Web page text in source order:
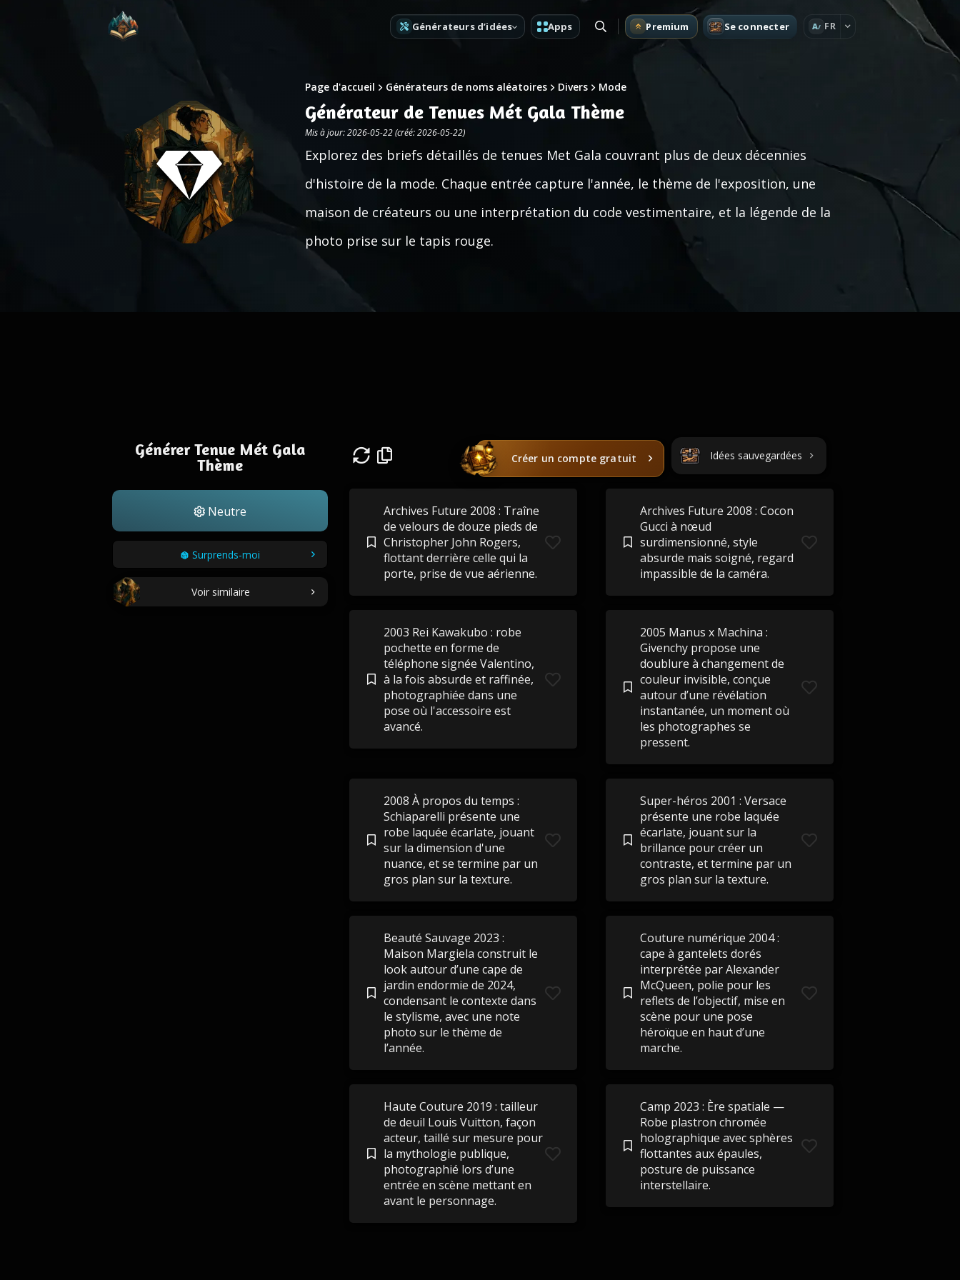
Générateurs d’idées Apps Premium Se connecter A FR
Page d'accueil Générateurs de noms aléatoires Divers Mode
Générateur de Tenues Mét Gala Thème
Mis à jour: 2026-05-22 (créé: 2026-05-22)
Explorez des briefs détaillés de tenues Met Gala couvrant plus de deux décennies
d'histoire de la mode. Chaque entrée capture l'année, le thème de l'exposition, une
maison de créateurs ou une interprétation du code vestimentaire, et la légende de la
photo prise sur le tapis rouge.
Générer Tenue Mét Gala
Thème
Neutre
Surprends-moi
Voir similaire
Créer un compte gratuit Idées sauvegardées
Archives Future 2008 : Traîne
de velours de douze pieds de
Christopher John Rogers,
flottant derrière celle qui la
porte, prise de vue aérienne.
Archives Future 2008 : Cocon
Gucci à nœud
surdimensionné, style
absurde mais soigné, regard
impassible de la caméra.
2003 Rei Kawakubo : robe
pochette en forme de
téléphone signée Valentino,
à la fois absurde et raffinée,
photographiée dans une
pose où l'accessoire est
avancé.
2005 Manus x Machina :
Givenchy propose une
doublure à changement de
couleur invisible, conçue
autour d’une révélation
instantanée, un moment où
les photographes se
pressent.
2008 À propos du temps :
Schiaparelli présente une
robe laquée écarlate, jouant
sur la dimension d'une
nuance, et se termine par un
gros plan sur la texture.
Super-héros 2001 : Versace
présente une robe laquée
écarlate, jouant sur la
brillance pour créer un
contraste, et termine par un
gros plan sur la texture.
Beauté Sauvage 2023 :
Maison Margiela construit le
look autour d’une cape de
jardin endormie de 2024,
condensant le contexte dans
le stylisme, avec une note
photo sur le thème de
l’année.
Couture numérique 2004 :
cape à gantelets dorés
interprétée par Alexander
McQueen, polie pour les
reflets de l’objectif, mise en
scène pour une pose
héroïque en haut d’une
marche.
Haute Couture 2019 : tailleur
de deuil Louis Vuitton, façon
acteur, taillé sur mesure pour
la mythologie publique,
photographié lors d’une
entrée en scène mettant en
avant le personnage.
Camp 2023 : Ère spatiale —
Robe plastron chromée
holographique avec sphères
flottantes aux épaules,
posture de puissance
interstellaire.